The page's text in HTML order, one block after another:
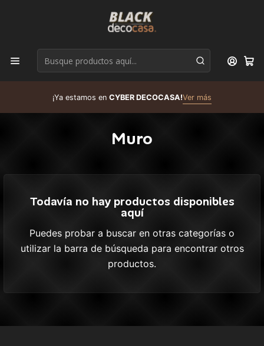
¡Ya estamos en CYBER DECOCASA!Ver más
Muro
Todavía no hay productos disponibles
aquí
Puedes probar a buscar en otras categorías o
utilizar la barra de búsqueda para encontrar otros
productos.